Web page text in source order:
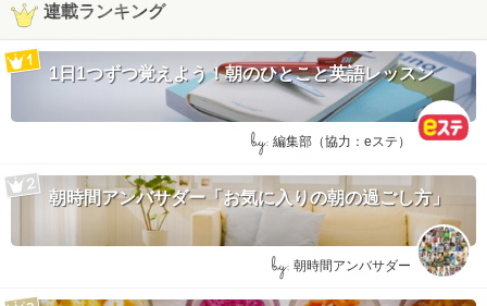
連載ランキング
1日1つずつ覚えよう！朝のひとこと英語レッスン
by: 編集部（協力：eステ）
朝時間アンバサダー「お気に入りの朝の過ごし方」
by: 朝時間アンバサダー